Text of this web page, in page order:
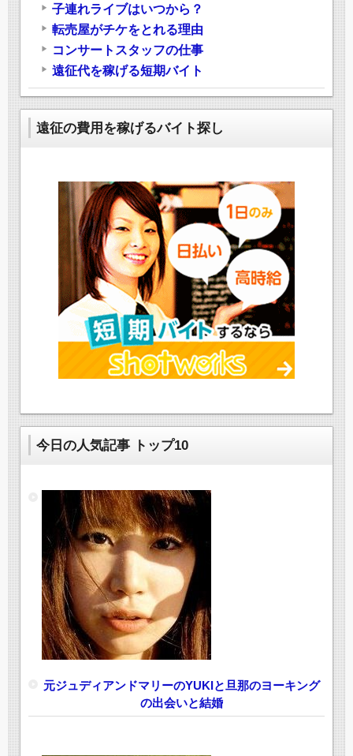
子連れライブはいつから？
転売屋がチケをとれる理由
コンサートスタッフの仕事
遠征代を稼げる短期バイト
遠征の費用を稼げるバイト探し
今日の人気記事 トップ10
元ジュディアンドマリーのYUKIと旦那のヨーキング
の出会いと結婚